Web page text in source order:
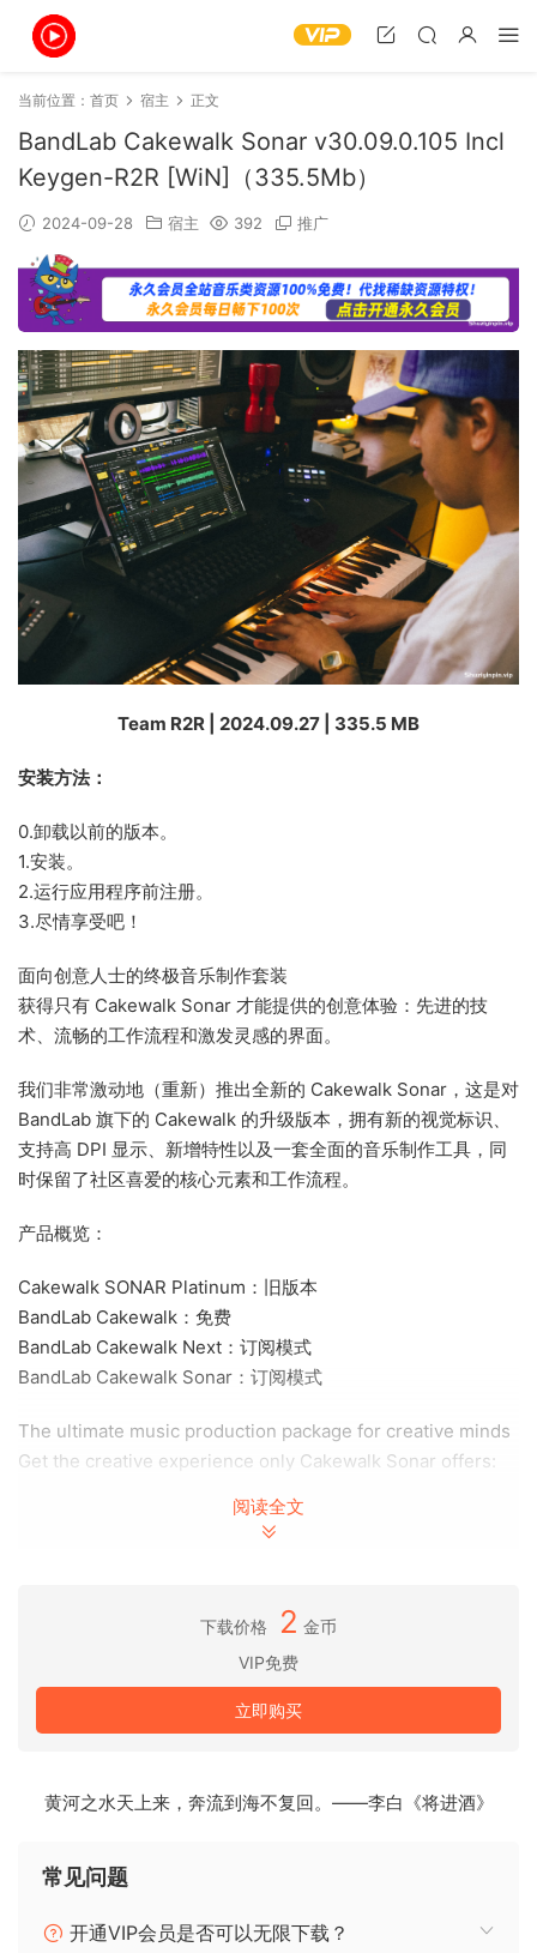
当前位置： 首页 宿主 正文
BandLab Cakewalk Sonar v30.09.0.105 Incl
Keygen-R2R [WiN]（335.5Mb）
2024-09-28 宿主 392 推广
Team R2R | 2024.09.27 | 335.5 MB
安装方法：
0.卸载以前的版本。
1.安装。
2.运行应用程序前注册。
3.尽情享受吧！
面向创意人士的终极音乐制作套装
获得只有 Cakewalk Sonar 才能提供的创意体验：先进的技
术、流畅的工作流程和激发灵感的界面。
我们非常激动地（重新）推出全新的 Cakewalk Sonar，这是对
BandLab 旗下的 Cakewalk 的升级版本，拥有新的视觉标识、
支持高 DPI 显示、新增特性以及一套全面的音乐制作工具，同
时保留了社区喜爱的核心元素和工作流程。
产品概览：
Cakewalk SONAR Platinum：旧版本
BandLab Cakewalk：免费
BandLab Cakewalk Next：订阅模式
BandLab Cakewalk Sonar：订阅模式
The ultimate music production package for creative minds
Get the creative experience only Cakewalk Sonar offers:
an upgrade from Cakewalk by BandLab, bearing a new
visual identity with high DPI support, new features, and a
comprehensive suite of music production tools, while
retaining the core elements and workflows loved by the
community.
BandLab Cakewalk : Free
BandLab Cakewalk Sonar : Subscription
Team R2R
阅读全文
下载价格 2 金币
VIP免费
立即购买
黄河之水天上来，奔流到海不复回。——李白《将进酒》
常见问题
开通VIP会员是否可以无限下载？